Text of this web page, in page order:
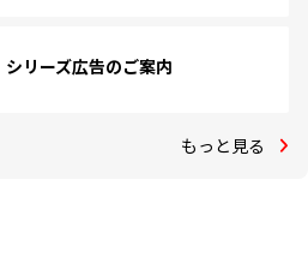
シリーズ広告のご案内
もっと見る